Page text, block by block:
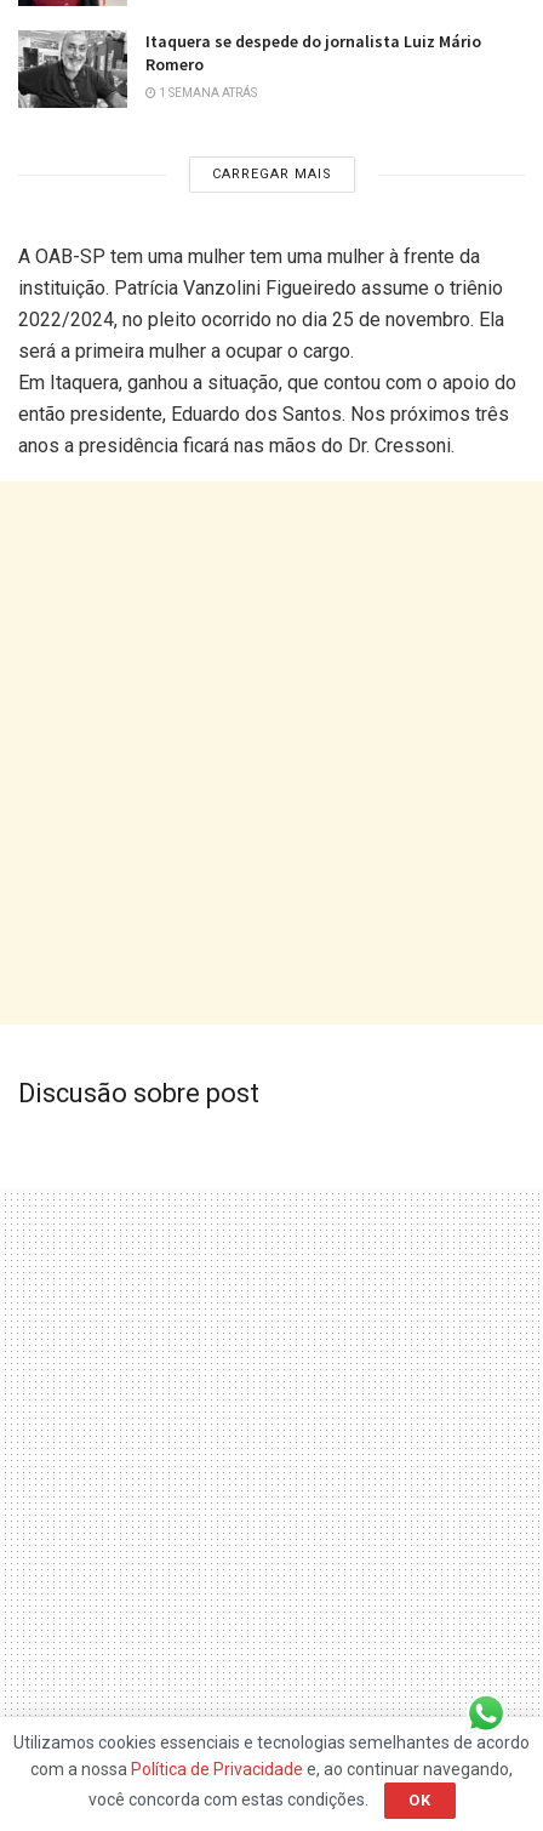
Itaquera se despede do jornalista Luiz Mário
Romero
1 SEMANA ATRÁS
CARREGAR MAIS
A OAB-SP tem uma mulher tem uma mulher à frente da
instituição. Patrícia Vanzolini Figueiredo assume o triênio
2022/2024, no pleito ocorrido no dia 25 de novembro. Ela
será a primeira mulher a ocupar o cargo.
Em Itaquera, ganhou a situação, que contou com o apoio do
então presidente, Eduardo dos Santos. Nos próximos três
anos a presidência ficará nas mãos do Dr. Cressoni.
Discusão sobre post
Home Esportes
Itaquera vai ter pista de atletismo
Utilizamos cookies essenciais e tecnologias semelhantes de acordo
com a nossa Política de Privacidade e, ao continuar navegando,
você concorda com estas condições.
OK